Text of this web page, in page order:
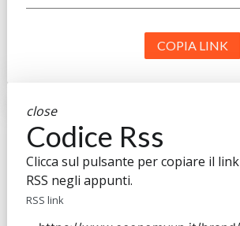
COPIA LINK
close
Codice Rss
Clicca sul pulsante per copiare il link
RSS negli appunti.
RSS link